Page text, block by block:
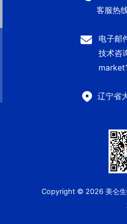
客服热
电子邮
技术咨
辽宁省
Copyright © 2026 美仑生